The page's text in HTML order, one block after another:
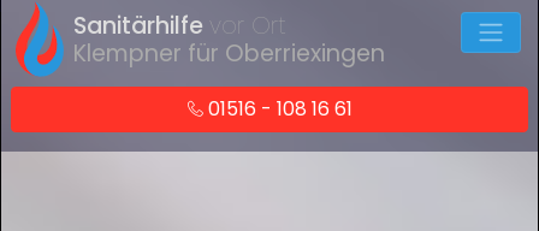
Sanitärhilfe vor Ort
Klempner für Oberriexingen
01516 - 108 16 61